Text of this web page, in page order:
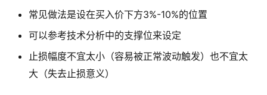
常见做法是设在买入价下方3%-10%的位置
可以参考技术分析中的支撑位来设定
止损幅度不宜太小（容易被正常波动触发）也不宜太
大（失去止损意义）